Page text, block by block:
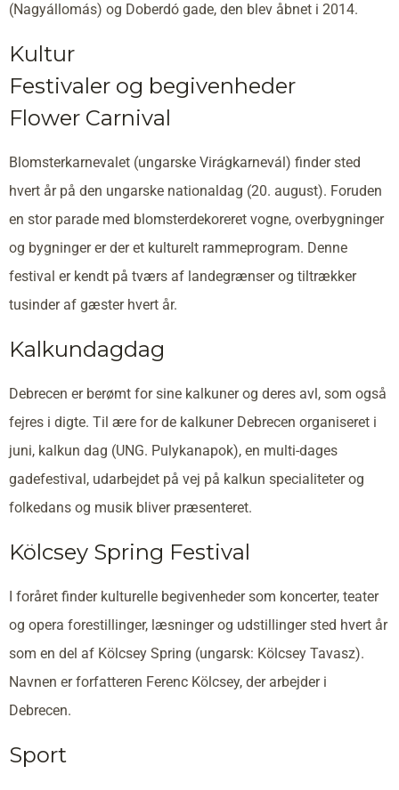
(Nagyállomás) og Doberdó gade, den blev åbnet i 2014.
Kultur
Festivaler og begivenheder
Flower Carnival
Blomsterkarnevalet (ungarske Virágkarnevál) finder sted
hvert år på den ungarske nationaldag (20. august). Foruden
en stor parade med blomsterdekoreret vogne, overbygninger
og bygninger er der et kulturelt rammeprogram. Denne
festival er kendt på tværs af landegrænser og tiltrækker
tusinder af gæster hvert år.
Kalkundagdag
Debrecen er berømt for sine kalkuner og deres avl, som også
fejres i digte. Til ære for de kalkuner Debrecen organiseret i
juni, kalkun dag (UNG. Pulykanapok), en multi-dages
gadefestival, udarbejdet på vej på kalkun specialiteter og
folkedans og musik bliver præsenteret.
Kölcsey Spring Festival
I foråret finder kulturelle begivenheder som koncerter, teater
og opera forestillinger, læsninger og udstillinger sted hvert år
som en del af Kölcsey Spring (ungarsk: Kölcsey Tavasz).
Navnen er forfatteren Ferenc Kölcsey, der arbejder i
Debrecen.
Sport